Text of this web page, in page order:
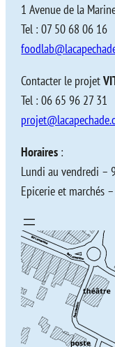
1 Avenue de la
Tel : 07 50 68 06 16
Contacter le projet
Tel : 06 65 96 27 31
Horaires :
Lundi au vendredi –
Epicerie et marchés